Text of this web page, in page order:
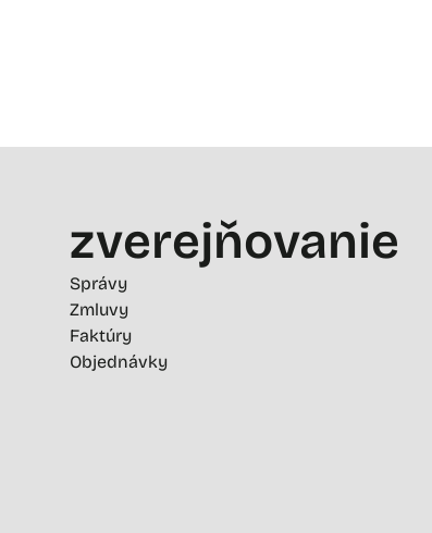
zverejňovanie
Správy
Zmluvy
Faktúry
Objednávky